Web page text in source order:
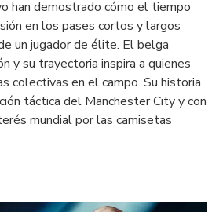
han demostrado cómo el tiempo
en los pases cortos y largos
un jugador de élite. El belga
y su trayectoria inspira a quienes
colectivas en el campo. Su historia
táctica del Manchester City y con
mundial por las camisetas